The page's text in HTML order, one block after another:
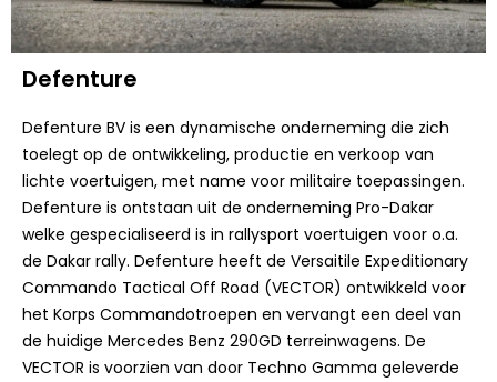
Defenture
Defenture BV is een dynamische onderneming die zich
toelegt op de ontwikkeling, productie en verkoop van
lichte voertuigen, met name voor militaire toepassingen.
Defenture is ontstaan uit de onderneming Pro-Dakar
welke gespecialiseerd is in rallysport voertuigen voor o.a.
de Dakar rally. Defenture heeft de Versaitile Expeditionary
Commando Tactical Off Road (VECTOR) ontwikkeld voor
het Korps Commandotroepen en vervangt een deel van
de huidige Mercedes Benz 290GD terreinwagens. De
VECTOR is voorzien van door Techno Gamma geleverde